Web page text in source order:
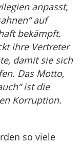
anpasst,
auf
bekämpft.
ihre Vertreter
damit sie sich
Das Motto,
ist die
Korruption.
so viele